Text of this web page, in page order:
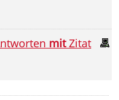
mitZitat